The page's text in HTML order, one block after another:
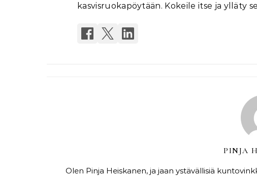
kasvisruokapöytään. Kokeile itse ja ylläty
PINJA
Olen Pinja Heiskanen, ja jaan ystävällisiä